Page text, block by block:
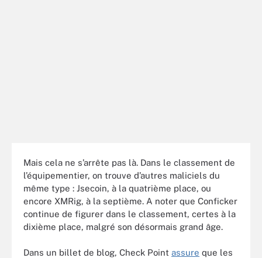
Mais cela ne s’arrête pas là. Dans le classement de
l’équipementier, on trouve d’autres maliciels du
même type : Jsecoin, à la quatrième place, ou
encore XMRig, à la septième. A noter que Conficker
continue de figurer dans le classement, certes à la
dixième place, malgré son désormais grand âge.
Dans un billet de blog, Check Point assure que les